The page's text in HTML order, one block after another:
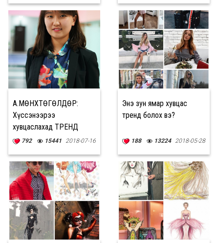
А.МӨНХТӨГӨЛДӨР:
Хүссэнээрээ
хувцаслахад ТРЕНД
СААД БОЛДОГ
792 15441 2018-07-16
Энэ зун ямар хувцас
тренд болох вэ?
188 13224 2018-05-28